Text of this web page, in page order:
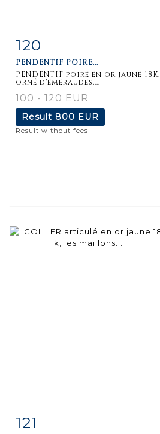
Item detail
120
PENDENTIF POIRE...
PENDENTIF poire en or jaune 18K,
orné d'émeraudes,...
100 - 120 EUR
Result 800 EUR
Result without fees
Item detail
121